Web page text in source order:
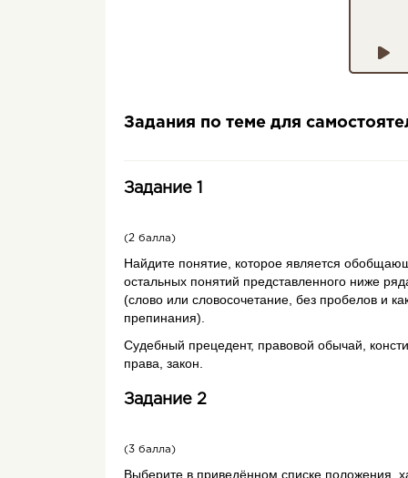
Задания по теме для
Задание 1
(2 балла)
Найдите понятие, которое является
остальных понятий представленного ниже
(слово или словосочетание, без пробелов и
препинания).
Судебный прецедент, правовой обычай,
права, закон.
Задание 2
(3 балла)
Выберите в приведённом списке положения,